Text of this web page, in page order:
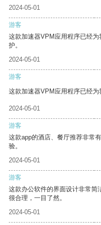
2024-05-01
游客
这款加速器VPM应用程序已经
护。
2024-05-01
游客
这款加速器VPM应用程序已经为
2024-05-01
游客
这款app的酒店、餐厅推荐非常
验。
2024-05-01
游客
这款办公软件的界面设计非常简
很合理，一目了然。
2024-05-01